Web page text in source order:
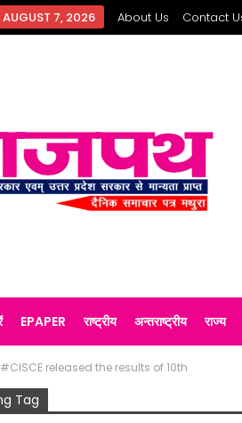
AUGUST 7, 2026 About Us Contact
EPAPER राष्ट्रीय अन्तराष्ट्रीय राज्य
#CISCE released the results of 10th
Tag